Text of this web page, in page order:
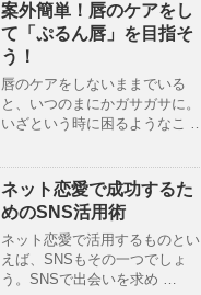
案外簡単！唇のケアをし
て「ぷるん唇」を目指そ
う！
唇のケアをしないままでいる
と、いつのまにかガサガサに。
いざという時に困るようなこ
ネット恋愛で成功するた
めのSNS活用術
ネット恋愛で活用するものとい
えば、SNSもその一つでしょ
う。SNSで出会いを求め …